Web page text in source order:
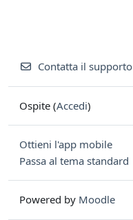
Contatta il supporto
Ospite (Accedi)
Ottieni l'app mobile
Passa al tema standard
Powered by Moodle